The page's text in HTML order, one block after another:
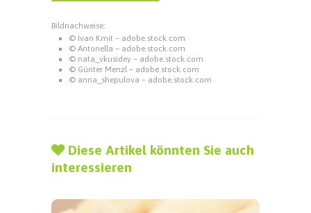
Bildnachweise:
© Ivan Kmit – adobe.stock.com
© Antonella – adobe.stock.com
© nata_vkusidey – adobe.stock.com
© Günter Menzl – adobe.stock.com
© anna_shepulova – adobe.stock.com
Diese Artikel könnten Sie auch
interessieren